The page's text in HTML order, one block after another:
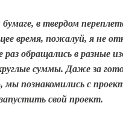
в твердом
время, пожалуй, я не
обращались в разные
суммы. Даже за
мы познакомились с
свой проект.